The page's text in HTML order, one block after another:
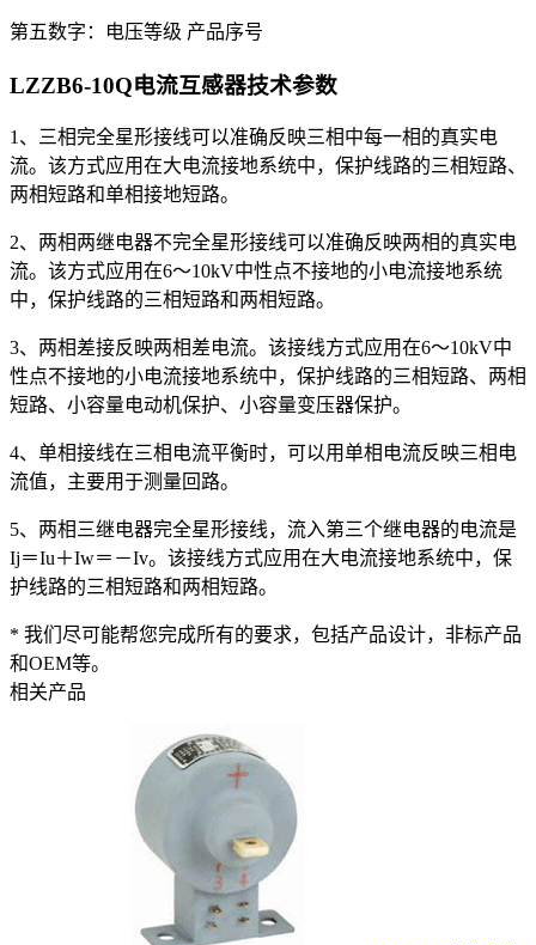
第五数字：电压等级 产品序号
LZZB6-10Q电流互感器技术参数
1、三相完全星形接线可以准确反映三相中每一相的真实电
流。该方式应用在大电流接地系统中，保护线路的三相短路、
两相短路和单相接地短路。
2、两相两继电器不完全星形接线可以准确反映两相的真实电
流。该方式应用在6～10kV中性点不接地的小电流接地系统
中，保护线路的三相短路和两相短路。
3、两相差接反映两相差电流。该接线方式应用在6～10kV中
性点不接地的小电流接地系统中，保护线路的三相短路、两相
短路、小容量电动机保护、小容量变压器保护。
4、单相接线在三相电流平衡时，可以用单相电流反映三相电
流值，主要用于测量回路。
5、两相三继电器完全星形接线，流入第三个继电器的电流是
Ij＝Iu＋Iw＝－Iv。该接线方式应用在大电流接地系统中，保
护线路的三相短路和两相短路。
* 我们尽可能帮您完成所有的要求，包括产品设计，非标产品
和OEM等。
相关产品